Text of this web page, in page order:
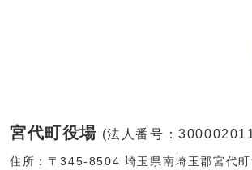
宮代町役場 (法人番号：
住所：〒345-8504 埼玉県南埼玉郡宮代